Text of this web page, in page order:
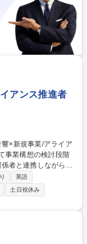
ームの開発推進エン
アンス推進者
者と連携しながらプ
、検討および企画推
約、関係構築 等）◎
％ 実行・推進（交
英語
土日祝休み